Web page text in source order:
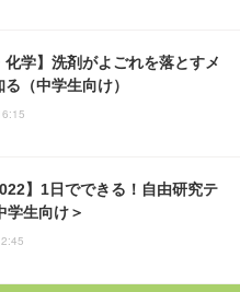
化学】洗剤がよごれを落とすメ
（中学生向け）
】1日でできる！自由研究テ
学生向け＞